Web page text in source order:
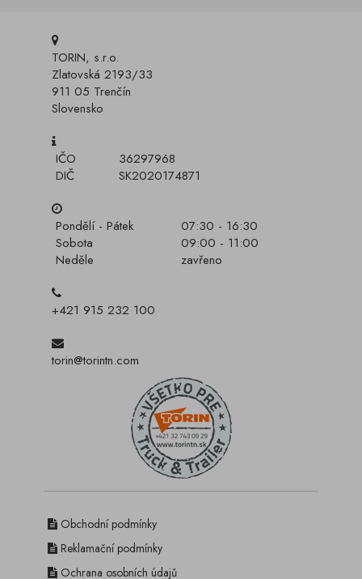
TORIN, s.r.o.
Zlatovská 2193/33
911 05 Trenčín
Slovensko
IČO
36297968
DIČ
SK2020174871
Pondělí - Pátek
07:30 - 16:30
Sobota
09:00 - 11:00
Neděle
zavřeno
+421 915 232 100
torin@torintn.com
Obchodní podmínky
Reklamační podmínky
Ochrana osobních údajů